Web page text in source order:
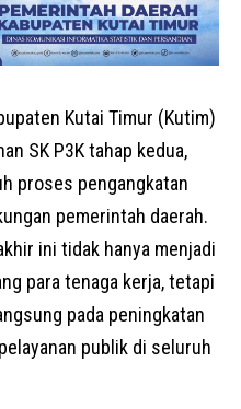
Kutai Timur (Kutim)
SK P3K tahap kedua,
proses pengangkatan
pemerintah daerah.
ini tidak hanya menjadi
para tenaga kerja, tetapi
pada peningkatan
publik di seluruh